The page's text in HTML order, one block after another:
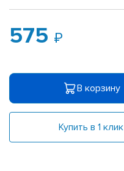
575
В корзину
Купить в 1 клик